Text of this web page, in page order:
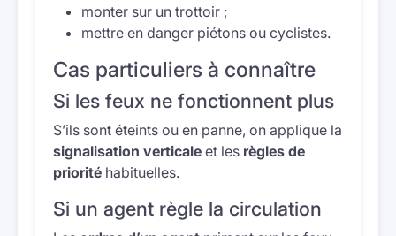
monter sur un trottoir ;
mettre en danger piétons ou cyclistes.
Cas particuliers à connaître
Si les feux ne fonctionnent plus
S’ils sont éteints ou en panne, on applique la
signalisation verticale et les règles de
priorité habituelles.
Si un agent règle la circulation